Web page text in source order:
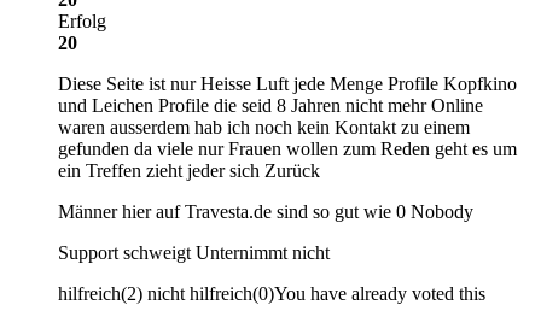
Erfolg
20
Diese Seite ist nur Heisse Luft jede Menge Profile Kopfkino
und Leichen Profile die seid 8 Jahren nicht mehr Online
waren ausserdem hab ich noch kein Kontakt zu einem
gefunden da viele nur Frauen wollen zum Reden geht es um
ein Treffen zieht jeder sich Zurück
Männer hier auf Travesta.de sind so gut wie 0 Nobody
Support schweigt Unternimmt nicht
hilfreich(2) nicht hilfreich(0)You have already voted this